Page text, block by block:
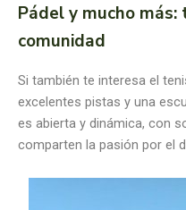
Pádel y mucho
comunidad
Si también te interesa el
excelentes pistas y una
es abierta y dinámica, con
comparten la pasión por el